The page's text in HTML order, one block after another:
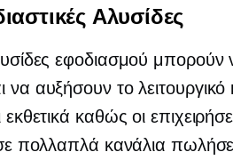
Αλυσίδες
εφοδιασμού μπορούν
αυξήσουν το λειτουργικό
καθώς οι
σε πολλαπλά κανάλια